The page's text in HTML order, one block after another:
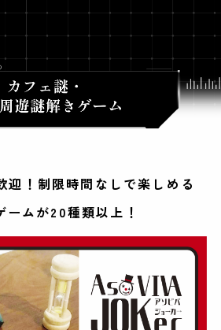
迎！制限時間なしで楽しめる
ームが20種類以上！